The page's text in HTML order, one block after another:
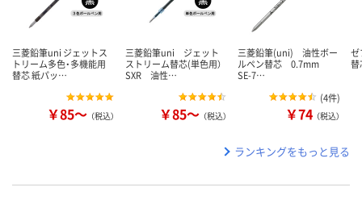
三菱鉛筆uni ジェットス
トリーム多色・多機能用
替芯 紙パッ…
￥85～ （税込）
三菱鉛筆uni ジェット
ストリーム替芯(単色用）
SXR 油性…
￥85～ （税込）
三菱鉛筆(uni) 油性ボー
ルペン替芯 0.7mm
SE-7…
(4件)
￥74 （税込）
ランキングをもっと見る